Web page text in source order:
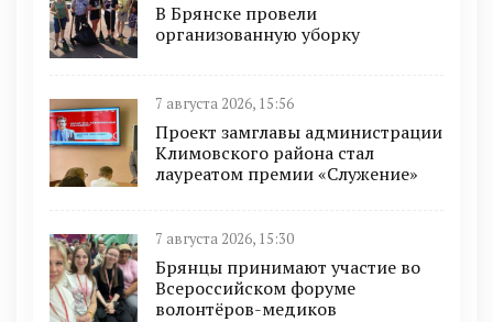
В Брянске провели
организованную уборку
7 августа 2026, 15:56
Проект замглавы администрации
Климовского района стал
лауреатом премии «Служение»
7 августа 2026, 15:30
Брянцы принимают участие во
Всероссийском форуме
волонтёров-медиков